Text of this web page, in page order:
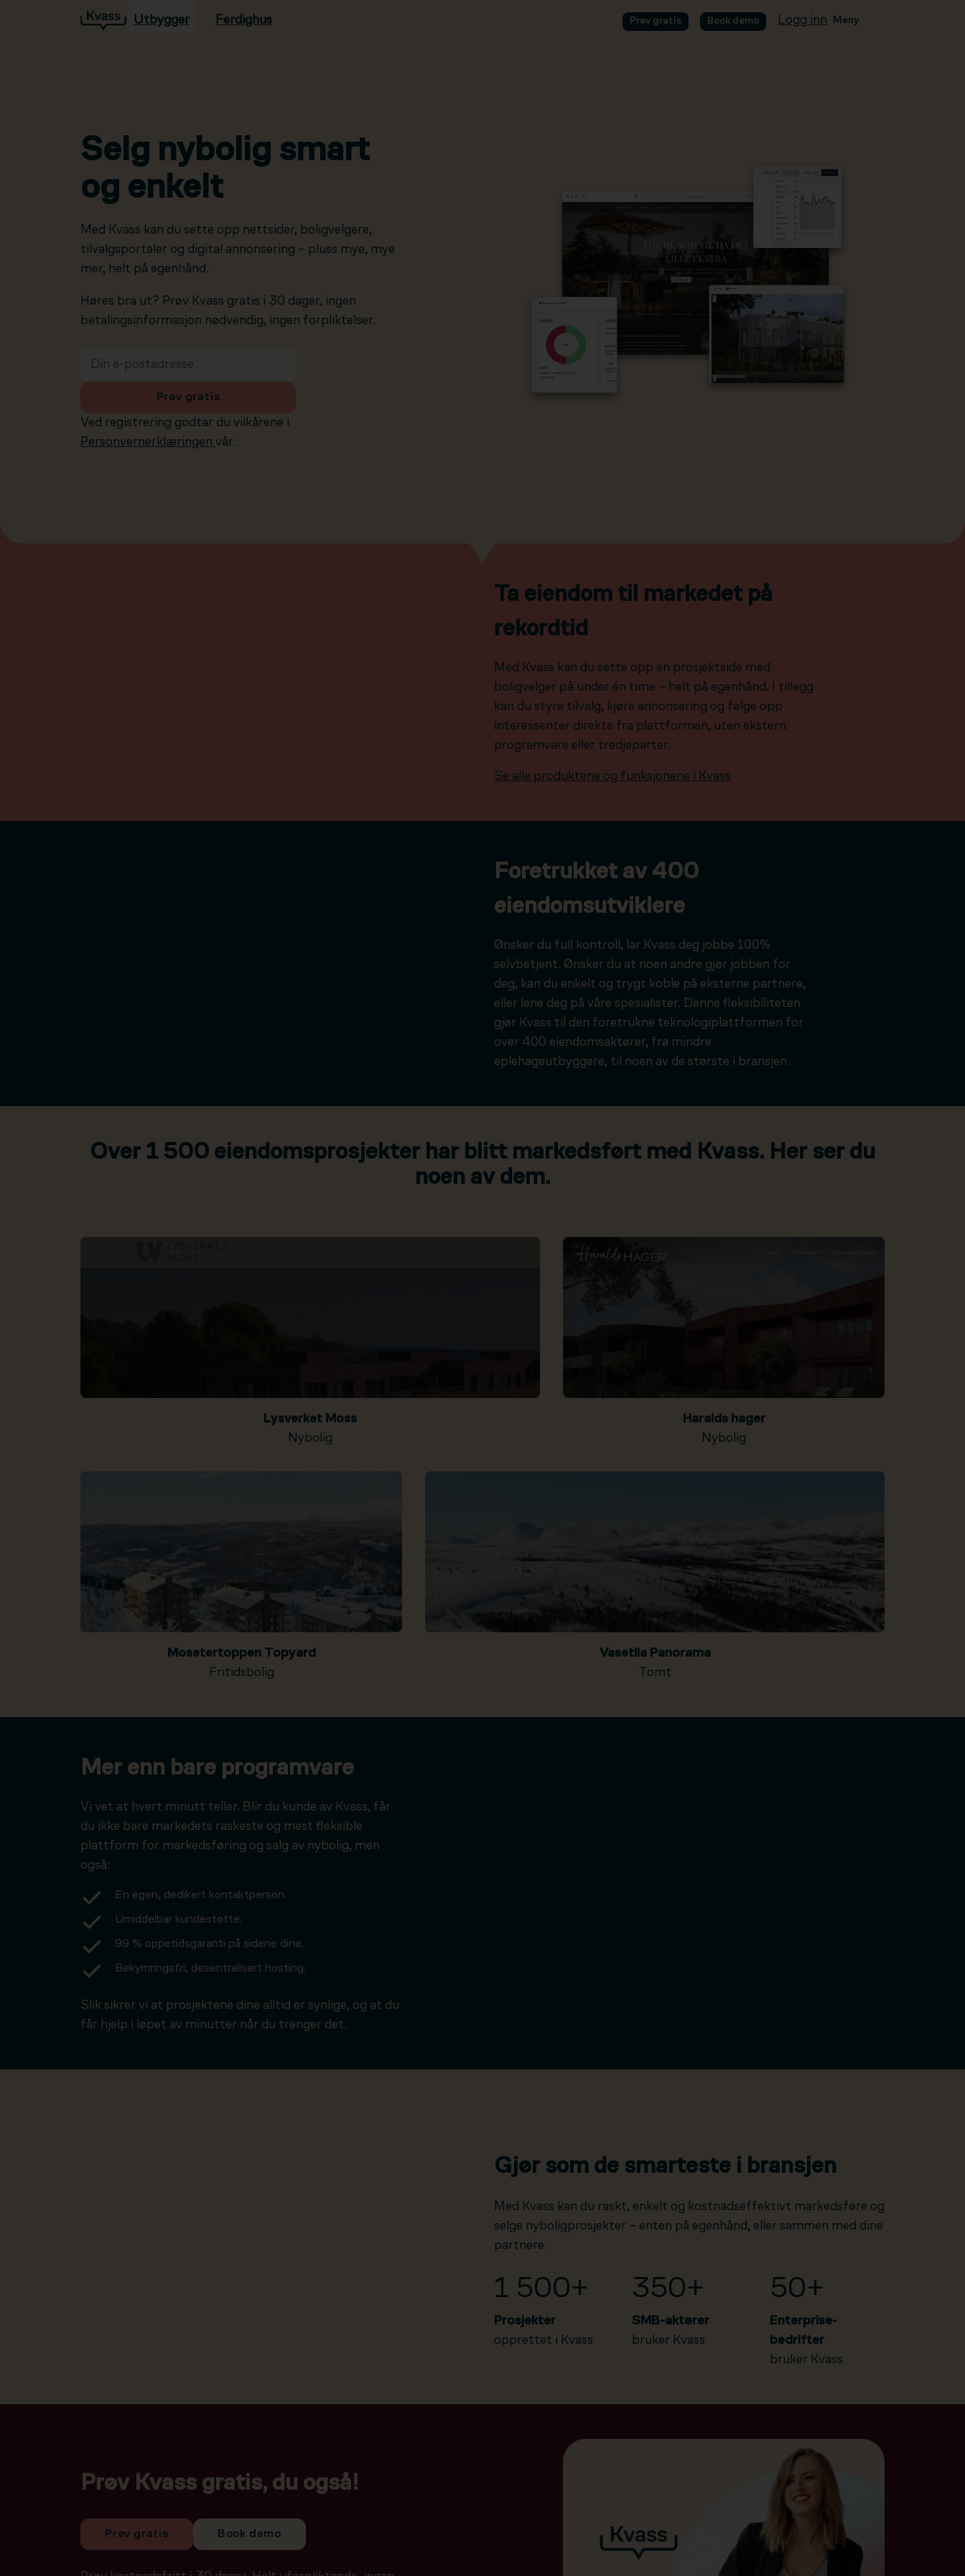
Hopp til hovedinnholdUtbygger Ferdighus Prøv gratis Book demo Logg inn Meny
Selg nybolig smart
og enkelt
Med Kvass kan du sette opp nettsider, boligvelgere,
tilvalgsportaler og digital annonsering – pluss mye, mye
mer, helt på egenhånd.
Høres bra ut? Prøv Kvass gratis i 30 dager, ingen
betalingsinformasjon nødvendig, ingen forpliktelser.
Ved registrering godtar du vilkårene i
Personvernerklæringen vår.
Prøv gratis
Ta eiendom til markedet på
rekordtid
Med Kvass kan du sette opp en prosjektside med
boligvelger på under én time – helt på egenhånd. I tillegg
kan du styre tilvalg, kjøre annonsering og følge opp
interessenter direkte fra plattformen, uten ekstern
programvare eller tredjeparter.
Se alle produktene og funksjonene i Kvass
Foretrukket av 400
eiendomsutviklere
Ønsker du full kontroll, lar Kvass deg jobbe 100%
selvbetjent. Ønsker du at noen andre gjør jobben for
deg, kan du enkelt og trygt koble på eksterne partnere,
eller lene deg på våre spesialister. Denne fleksibiliteten
gjør Kvass til den foretrukne teknologiplattformen for
over 400 eiendomsaktører, fra mindre
eplehageutbyggere, til noen av de største i bransjen.
Over 1 500 eiendomsprosjekter har blitt markedsført med Kvass. Her ser du
noen av dem.
Lysverket Moss
Nybolig
Haralds hager
Nybolig
Mosetertoppen Topyard
Fritidsbolig
Vasetlia Panorama
Tomt
Mer enn bare programvare
Vi vet at hvert minutt teller. Blir du kunde av Kvass, får
du ikke bare markedets raskeste og mest fleksible
plattform for markedsføring og salg av nybolig, men
også:
En egen, dedikert kontaktperson.
Umiddelbar kundestøtte.
99 % oppetidsgaranti på sidene dine.
Bekymringsfri, desentralisert hosting.
Slik sikrer vi at prosjektene dine alltid er synlige, og at du
får hjelp i løpet av minutter når du trenger det.
Gjør som de smarteste i bransjen
Med Kvass kan du raskt, enkelt og kostnadseffektivt markedsføre og
selge nyboligprosjekter – enten på egenhånd, eller sammen med dine
partnere.
1 500+
Prosjekter
opprettet i Kvass
350+
SMB-aktører
bruker Kvass
50+
Enterprise-
bedrifter
bruker Kvass
Prøv Kvass gratis, du også!
Prøv gratis Book demo